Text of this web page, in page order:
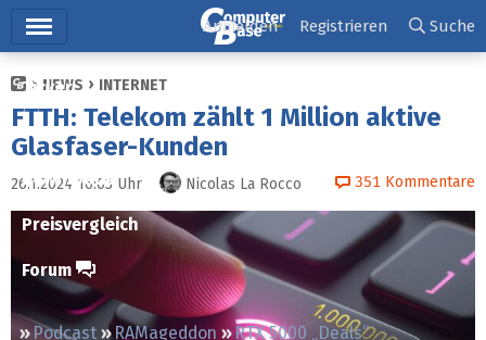
Ticker
Tests
Downloads
Preisvergleich
Forum
Podcast RAMageddon
RTX 5000 „Deals“
Anmelden Registrieren Suche
NEWS INTERNET
FTTH: Telekom zählt 1 Million aktive
Glasfaser-Kunden
26.1.2024 16:03 Uhr Nicolas La Rocco 351 Kommentare